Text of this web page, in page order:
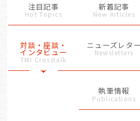
注目記事
Hot Topics
新着記事
New Articles
対談・座談・
インタビュー
TMI Crosstalk
ニューズレター
Newsletters
執筆情報
Publications